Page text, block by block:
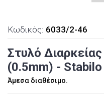
Κωδικός: 6033/2-46
Στυλό
(0.5mm) - Stabilo
Άμεσα διαθέσιμο.